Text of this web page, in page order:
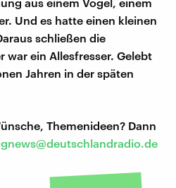
Und es hatte einen kleinen
schließen die
war ein Allesfresser. Gelebt
Jahren in der späten
Themenideen? Dann